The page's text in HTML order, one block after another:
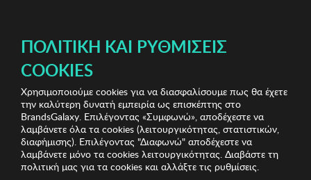
Kenneth Cole Watches Γυναικεία Ρολόγια
Γυναικείο
Ρολόι KCNY
Kenneth Cole Watches
ΠΟΛΙΤΙΚΉ ΚΑΙ ΡΥΘΜΊΣΕΙΣ
COOKIES
Χρησιμοποιούμε cookies για να διασφαλίσουμε πως θα έχετε
την καλύτερη δυνατή εμπειρία ως επισκέπτης στο
BrandsGalaxy. Επιλέγοντας «Συμφωνώ», αποδέχεστε να
λαμβάνετε όλα τα cookies (λειτουργικότητας, στατιστικών,
διαφήμισης). Επιλέγοντας "Διαφωνώ" αποδέχεστε να
λαμβάνετε μόνο τα cookies λειτουργικότητας. Διαβάστε τη
πολιτική μας για τα cookies και αλλάξτε τις ρυθμίσεις.